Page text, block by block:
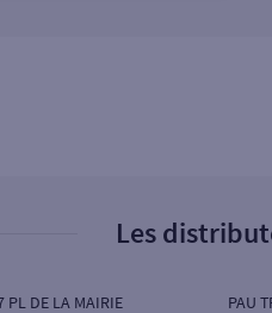
Les
PL DE LA MAIRIE PAU